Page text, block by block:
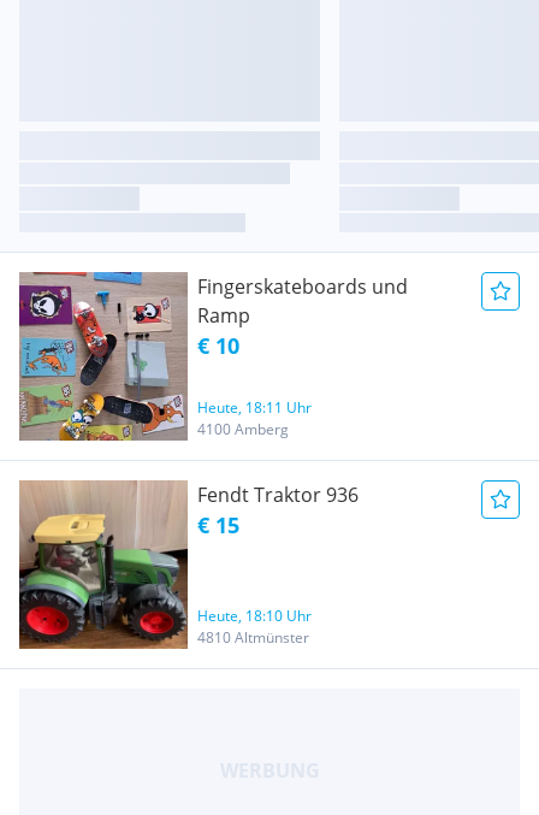
Fingerskateboards und
Ramp
€ 10
Heute, 18:11 Uhr
4100 Amberg
Fendt Traktor 936
€ 15
Heute, 18:10 Uhr
4810 Altmünster